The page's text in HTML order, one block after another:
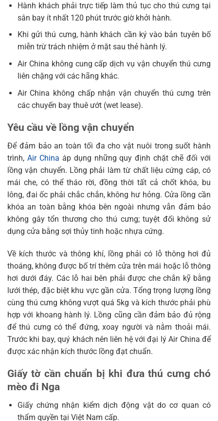
Hành khách phải trực tiếp làm thủ tục cho thú cưng tại
sân bay ít nhất 120 phút trước giờ khởi hành.
Khi gửi thú cưng, hành khách cần ký vào bản tuyên bố
miễn trừ trách nhiệm ở mặt sau thẻ hành lý.
Air China không cung cấp dịch vụ vận chuyển thú cưng
liên chặng với các hãng khác.
Air China không chấp nhận vận chuyển thú cưng trên
các chuyến bay thuê ướt (wet lease).
Yêu cầu về lồng vận chuyển
Để đảm bảo an toàn tối đa cho vật nuôi trong suốt hành
trình, Air China áp dụng những quy định chặt chẽ đối với
lồng vận chuyển. Lồng phải làm từ chất liệu cứng cáp, có
mái che, có thể tháo rời, đồng thời tất cả chốt khóa, bu
lông, đai ốc phải chắc chắn, không hư hỏng. Cửa lồng cần
khóa an toàn bằng khóa bên ngoài nhưng vẫn đảm bảo
không gây tổn thương cho thú cưng; tuyệt đối không sử
dụng cửa bằng sợi thủy tinh hoặc nhựa cứng.
Về kích thước và thông khí, lồng phải có lỗ thông hơi đủ
thoáng, không được bố trí thêm cửa trên mái hoặc lỗ thông
hơi dưới đáy. Các lỗ hai bên phải được che chắn kỹ bằng
lưới thép, đặc biệt khu vực gần cửa. Tổng trọng lượng lồng
cùng thú cưng không vượt quá 5kg và kích thước phải phù
hợp với khoang hành lý. Lồng cũng cần đảm bảo đủ rộng
để thú cưng có thể đứng, xoay người và nằm thoải mái.
Trước khi bay, quý khách nên liên hệ với đại lý Air China để
được xác nhận kích thước lồng đạt chuẩn.
Giấy tờ cần chuẩn bị khi đưa thú cưng chó
mèo đi Nga
Giấy chứng nhận kiểm dịch động vật do cơ quan có
thẩm quyền tại Việt Nam cấp.